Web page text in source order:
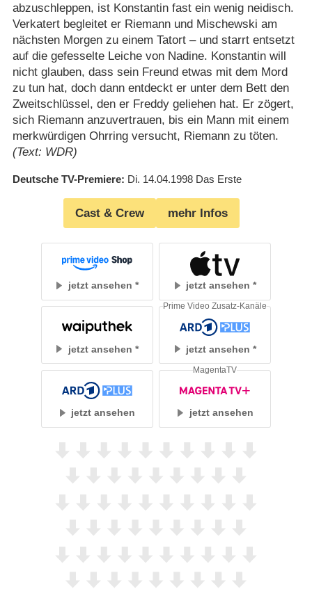
abzuschleppen, ist Konstantin fast ein wenig neidisch.
Verkatert begleitet er Riemann und Mischewski am
nächsten Morgen zu einem Tatort – und starrt entsetzt
auf die gefesselte Leiche von Nadine. Konstantin will
nicht glauben, dass sein Freund etwas mit dem Mord
zu tun hat, doch dann entdeckt er unter dem Bett den
Zweitschlüssel, den er Freddy geliehen hat. Er zögert,
sich Riemann anzuvertrauen, bis ein Mann mit einem
merkwürdigen Ohrring versucht, Riemann zu töten.
(Text: WDR)
Deutsche TV-Premiere Di. 14.04.1998 Das Erste
Cast & Crew mehr Infos
jetzt ansehen jetzt ansehen
jetzt ansehen jetzt ansehen
Prime Video Zusatz-Kanäle
jetzt ansehen jetzt ansehen
MagentaTV